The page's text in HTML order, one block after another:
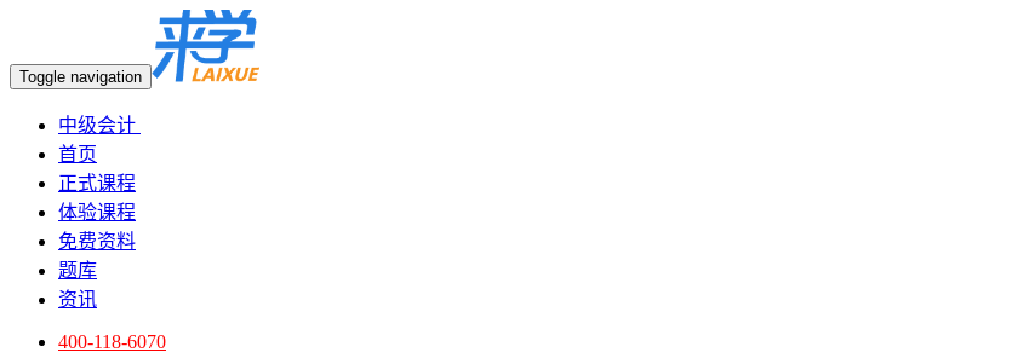
Toggle navigation
中级会计
首页
正式课程
体验课程
免费资料
题库
资讯
400-118-6070